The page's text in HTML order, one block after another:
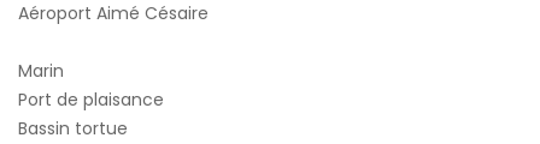
Aéroport Aimé Césaire
Marin
Port de plaisance
Bassin tortue